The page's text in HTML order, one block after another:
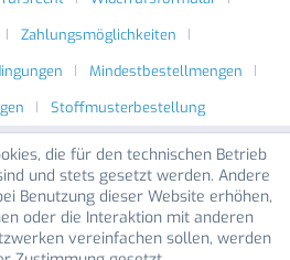
Zahlungsmöglichkeiten
Mindestbestellmengen
Stoffmusterbestellung
die für den technischen Betrieb
und stets gesetzt werden. Andere
Benutzung dieser Website erhöhen,
oder die Interaktion mit anderen
vereinfachen sollen, werden